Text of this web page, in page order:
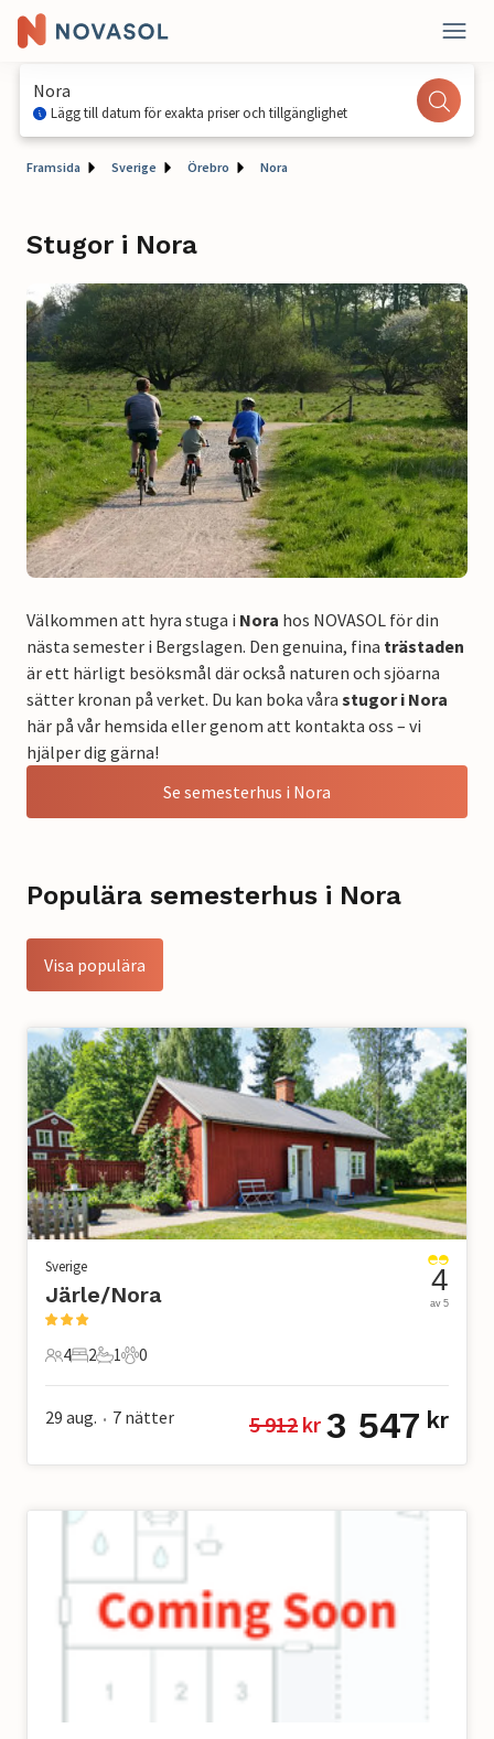
Nora
Lägg till datum för exakta priser och tillgänglighet
Framsida Sverige Örebro Nora
Stugor i Nora
Välkommen att hyra stuga i Nora hos NOVASOL för din
nästa semester i Bergslagen. Den genuina, fina trästaden
är ett härligt besöksmål där också naturen och sjöarna
sätter kronan på verket. Du kan boka våra stugor i Nora
här på vår hemsida eller genom att kontakta oss – vi
hjälper dig gärna!
Se semesterhus i Nora
Populära semesterhus i Nora
Visa populära
Sverige
Järle/Nora
4 Gäster
4
2 Sovrum
2
1 Badrum
1
0 Husdjur
0
4
av 5
29 aug. • 7 nätter 5 912 kr 3 547 kr